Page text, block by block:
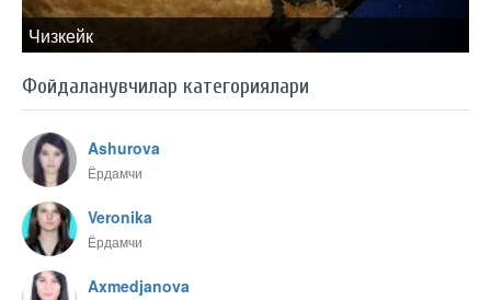
Чизкейк
Фойдаланувчилар категориялари
Ashurova
Ёрдамчи
Veronika
Ёрдамчи
Axmedjanova